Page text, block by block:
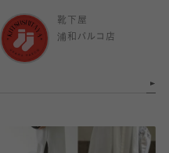
靴下屋
浦和パルコ店